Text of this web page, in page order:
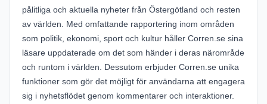
pålitliga och aktuella nyheter från Östergötland och resten
av världen. Med omfattande rapportering inom områden
som politik, ekonomi, sport och kultur håller Corren.se sina
läsare uppdaterade om det som händer i deras närområde
och runtom i världen. Dessutom erbjuder Corren.se unika
funktioner som gör det möjligt för användarna att engagera
sig i nyhetsflödet genom kommentarer och interaktioner.